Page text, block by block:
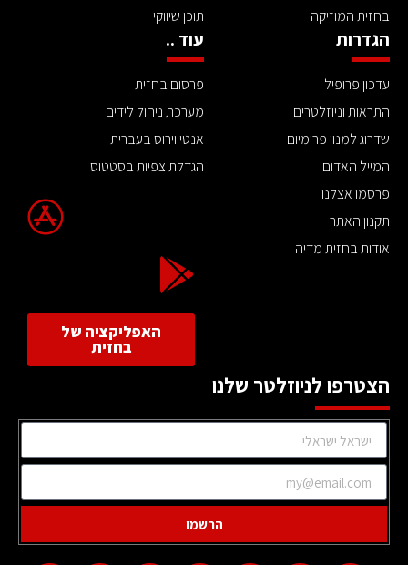
בחזית המוזיקה
תוכן שיווקי
הגדרות
עדכון פרופיל
התראות וניוזלטרים
שדרוג למנוי פרימיום
המייל האדום
פרסמו אצלנו
תקנון האתר
אודות בחזית מדיה
עוד ..
פרסום בחזית
מערכת ניהול לידים
אנטי וירוס בעברית
הגדלת צפיות בסטטוס
האפליקציה של
בחזית
הצטרפו לניוזלטר שלנו
הרשמו